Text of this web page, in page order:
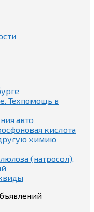
Техпомощь в
авто
кислота
химию
(натросол),